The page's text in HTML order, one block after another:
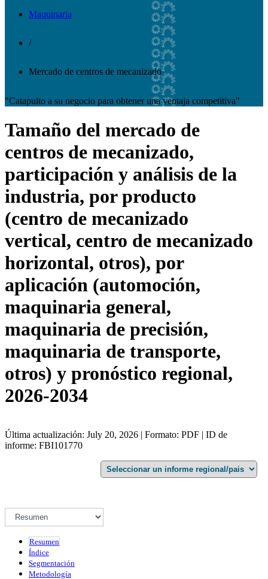
Maquinaria
/
Mercado de centros de mecanizado
"Catapulto a su negocio para obtener una ventaja competitiva"
Tamaño del mercado de
centros de mecanizado,
participación y análisis de la
industria, por producto
(centro de mecanizado
vertical, centro de mecanizado
horizontal, otros), por
aplicación (automoción,
maquinaria general,
maquinaria de precisión,
maquinaria de transporte,
otros) y pronóstico regional,
2026-2034
Última actualización: July 20, 2026 | Formato: PDF | ID de
informe: FBI101770
Resumen
Índice
Segmentación
Metodología